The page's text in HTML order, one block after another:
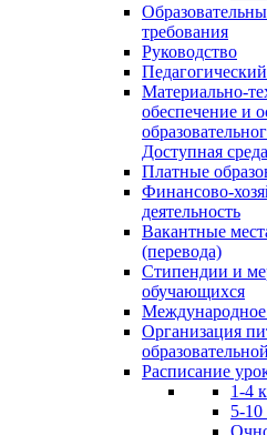
требования
Руководство
Педагогический
Материально-
обеспечение и
Доступная среда
Платные
Финансово-
деятельность
Вакантные
(перевода)
Стипендии и
обучающихся
Международное
Организация
Расписание
1-4
5-10